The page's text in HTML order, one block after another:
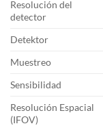
Resolución del
detector
Detektor
Muestreo
Sensibilidad
Resolución Espacial
(IFOV)